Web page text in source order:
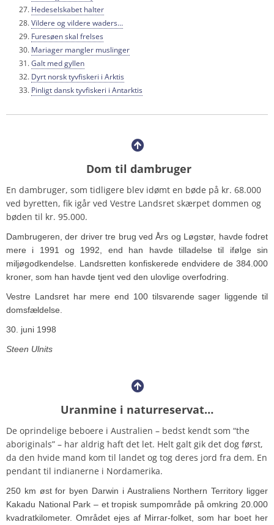
Hedeselskabet halter
Vildere og vildere waders…
Furesøen skal frelses
Mariager mangler muslinger
Galt med gyllen
Dyrt norsk tyvfiskeri i Arktis
Pinligt dansk tyvfiskeri i Antarktis
Dom til dambruger
En dambruger, som tidligere blev idømt en bøde på kr. 68.000
ved byretten, fik igår ved Vestre Landsret skærpet dommen og
bøden til kr. 95.000.
Dambrugeren, der driver tre brug ved Års og Løgstør, havde fodret
mere i 1991 og 1992, end han havde tilladelse til ifølge sin
miljøgodkendelse. Landsretten konfiskerede endvidere de 384.000
kroner, som han havde tjent ved den ulovlige overfodring.
Vestre Landsret har mere end 100 tilsvarende sager liggende til
domsfældelse.
30. juni 1998
Steen Ulnits
Uranmine i naturreservat…
De oprindelige beboere i Australien – bedst kendt som “the
aboriginals” – har aldrig haft det let. Helt galt gik det dog først,
da den hvide mand kom til landet og tog deres jord fra dem. En
pendant til indianerne i Nordamerika.
250 km øst for byen Darwin i Australiens Northern Territory ligger
Kakadu National Park – et tropisk sumpområde på omkring 20.000
kvadratkilometer. Området ejes af Mirrar-folket, som har boet her